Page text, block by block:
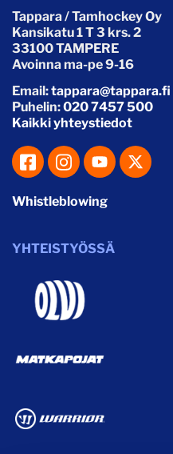
Tappara / Tamhockey Oy
Kansikatu 1 T 3 krs. 2
33100 TAMPERE
Avoinna ma-pe 9-16
Email:tappara@tappara.fi
Puhelin:020 7457 500
Kaikki yhteystiedot
Whistleblowing
YHTEISTYÖSSÄ